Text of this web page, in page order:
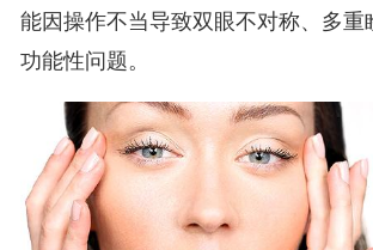
能因操作不当导致双眼不对称、多重
功能性问题。